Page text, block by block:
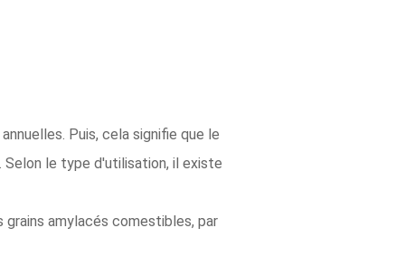
Puis, cela signifie que le
Selon le type d'utilisation, il existe
amylacés comestibles, par